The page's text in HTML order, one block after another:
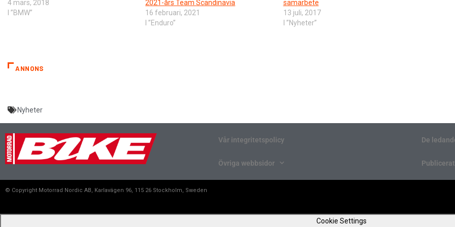
4 mars, 2018
I ”BMW”
2021-års Team Scandinavia
16 februari, 2021
I ”Enduro”
samarbete
13 juli, 2017
I ”Nyheter”
ANNONS
Nyheter
Vår integritetspolicy
Övriga webbsidor
De
Publicerat
© Copyright Motorrad Nordic AB, Karlavägen 96, 115 26 Stockholm, Sweden
Cookie Settings